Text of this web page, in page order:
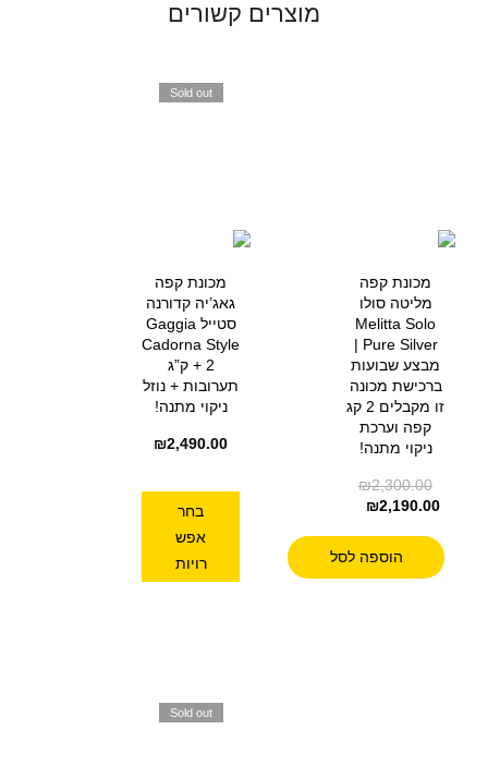
מוצרים קשורים
מכונת קפה
מליטה סולו
Melitta Solo
Pure Silver |
מבצע שבועות
ברכישת מכונה
זו מקבלים 2 קג
קפה וערכת
ניקוי מתנה!
₪2,300.00
₪2,190.00
הוספה לסל
Sold out
מכונת קפה
גאג’יה קדורנה
סטייל Gaggia
Cadorna Style
+ 2 ק”ג
תערובות + נוזל
ניקוי מתנה!
₪2,490.00
בחר
אפש
רויות
Sold out